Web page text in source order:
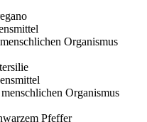
Organismus
Organismus
Pfeffer